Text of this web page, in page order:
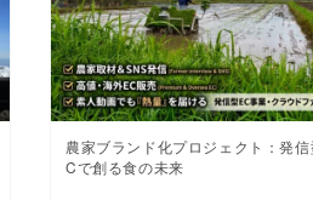
農家ブランド化プロジェクト：発信
Cで創る食の未来